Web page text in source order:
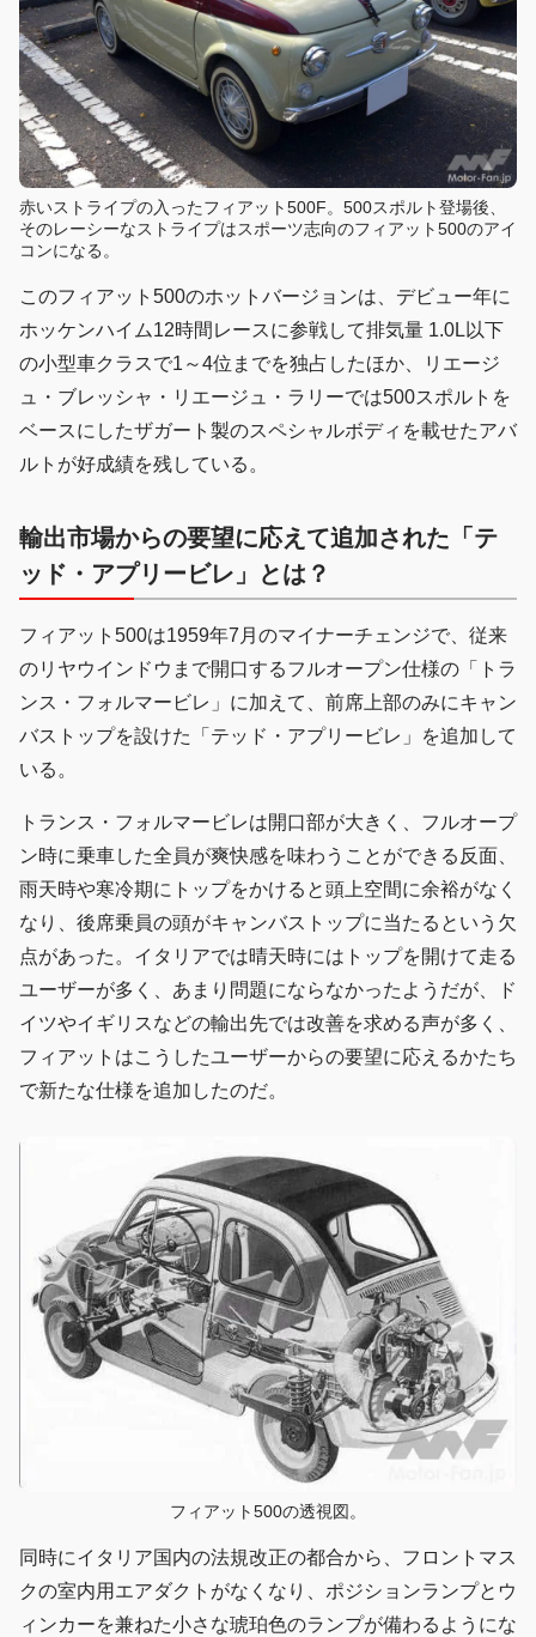
赤いストライプの入ったフィアット500F。500スポルト登場後、
そのレーシーなストライプはスポーツ志向のフィアット500のアイ
コンになる。
このフィアット500のホットバージョンは、デビュー年に
ホッケンハイム12時間レースに参戦して排気量 1.0L以下
の小型車クラスで1～4位までを独占したほか、リエージ
ュ・ブレッシャ・リエージュ・ラリーでは500スポルトを
ベースにしたザガート製のスペシャルボディを載せたアバ
ルトが好成績を残している。
輸出市場からの要望に応えて追加された「テ
ッド・アプリービレ」とは？
フィアット500は1959年7月のマイナーチェンジで、従来
のリヤウインドウまで開口するフルオープン仕様の「トラ
ンス・フォルマービレ」に加えて、前席上部のみにキャン
バストップを設けた「テッド・アプリービレ」を追加して
いる。
トランス・フォルマービレは開口部が大きく、フルオープ
ン時に乗車した全員が爽快感を味わうことができる反面、
雨天時や寒冷期にトップをかけると頭上空間に余裕がなく
なり、後席乗員の頭がキャンバストップに当たるという欠
点があった。イタリアでは晴天時にはトップを開けて走る
ユーザーが多く、あまり問題にならなかったようだが、ド
イツやイギリスなどの輸出先では改善を求める声が多く、
フィアットはこうしたユーザーからの要望に応えるかたち
で新たな仕様を追加したのだ。
フィアット500の透視図。
同時にイタリア国内の法規改正の都合から、フロントマス
クの室内用エアダクトがなくなり、ポジションランプとウ
ィンカーを兼ねた小さな琥珀色のランプが備わるようにな